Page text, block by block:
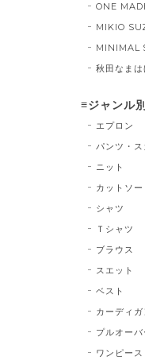
ONE
MIKIO
MINIMAL
秋田なま
≡ジャンル
エプロン
パンツ・ス
ニット
カットソー
シャツ
Ｔシャツ
ブラウス
スエット
ベスト
カーディガ
プルオーバ
ワンピース